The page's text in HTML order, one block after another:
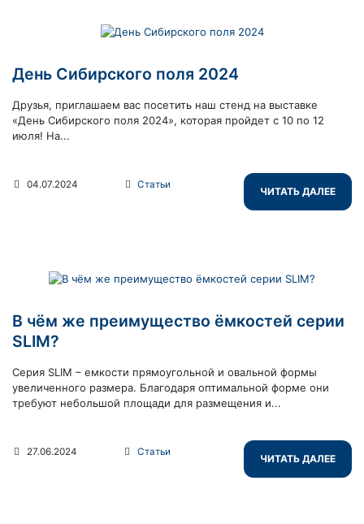
День Сибирского поля 2024
Друзья, приглашаем вас посетить наш стенд на выставке
«День Сибирского поля 2024», которая пройдет с 10 по 12
июля! На...
04.07.2024 Статьи
ЧИТАТЬ ДАЛЕЕ
В чём же преимущество ёмкостей серии
SLIM?
Серия SLIM – емкости прямоугольной и овальной формы
увеличенного размера. Благодаря оптимальной форме они
требуют небольшой площади для размещения и...
27.06.2024 Статьи
ЧИТАТЬ ДАЛЕЕ